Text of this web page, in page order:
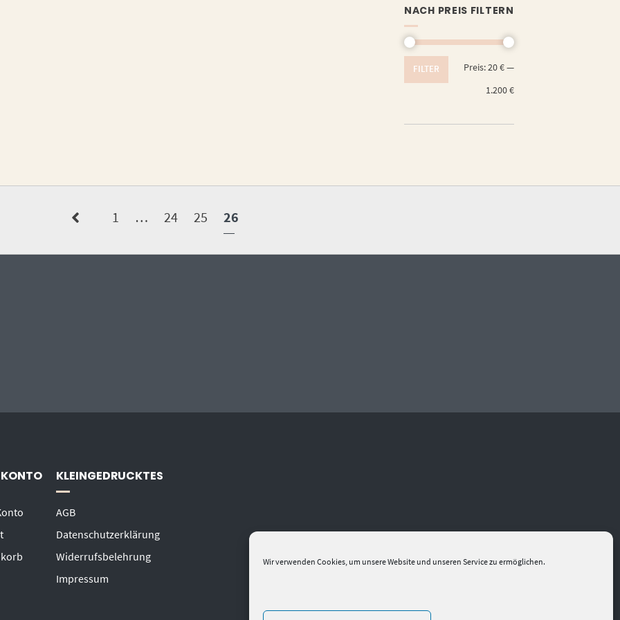
Wir verwenden Cookies, um unsere Website und unseren Service zu ermöglichen.
NACH PREIS FILTERN
Min.
Preis
Max.
Preis
FILTER Preis:20 €—
1.200 €
1 … 24 25 26
KLEINGEDRUCKTES
AGB
Datenschutzerklärung
Widerrufsbelehrung
Impressum